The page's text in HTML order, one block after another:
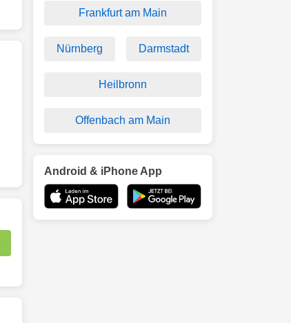
Frankfurt am Main
Nürnberg Darmstadt
Heilbronn
Offenbach am Main
Android & iPhone App